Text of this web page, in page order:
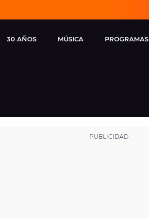
30 AÑOS MÚSICA
FM
PROGRAMAS